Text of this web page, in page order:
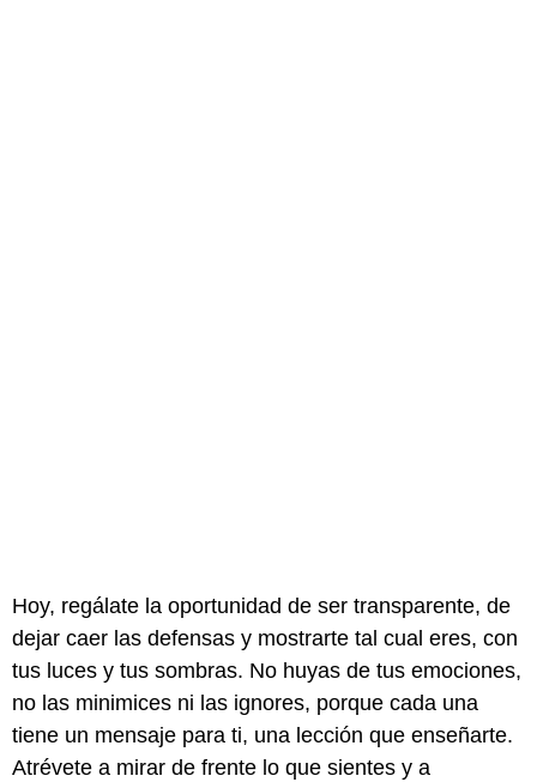
Hoy, regálate la oportunidad de ser transparente, de
dejar caer las defensas y mostrarte tal cual eres, con
tus luces y tus sombras. No huyas de tus emociones,
no las minimices ni las ignores, porque cada una
tiene un mensaje para ti, una lección que enseñarte.
Atrévete a mirar de frente lo que sientes y a